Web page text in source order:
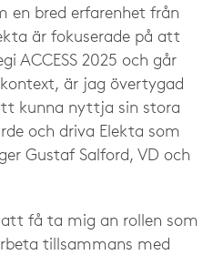
en bred erfarenhet från
är fokuserade på att
ACCESS 2025 och går
är jag övertygad
kunna nyttja sin stora
och driva Elekta som
Gustaf Salford, VD och
få ta mig an rollen som
tillsammans med